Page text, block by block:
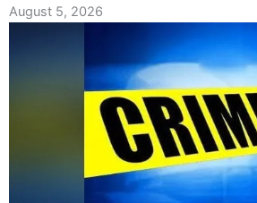
August 5, 2026